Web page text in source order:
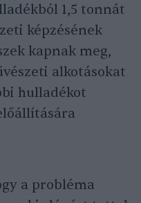
1,5 tonnát
képzésének
kapnak meg,
alkotásokat
hulladékot
a probléma